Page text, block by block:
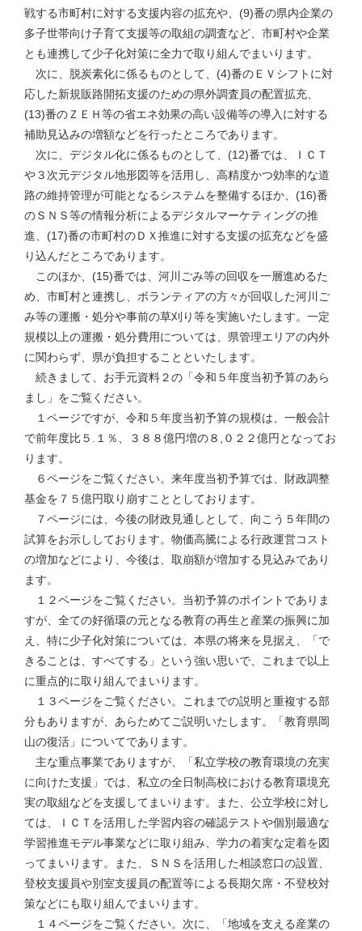
戦する市町村に対する支援内容の拡充や、(9)番の県内企業の
多子世帯向け子育て支援等の取組の調査など、市町村や企業
とも連携して少子化対策に全力で取り組んでまいります。
次に、脱炭素化に係るものとして、(4)番のＥＶシフトに対
応した新規販路開拓支援のための県外調査員の配置拡充、
(13)番のＺＥＨ等の省エネ効果の高い設備等の導入に対する
補助見込みの増額などを行ったところであります。
次に、デジタル化に係るものとして、(12)番では、ＩＣＴ
や３次元デジタル地形図等を活用し、高精度かつ効率的な道
路の維持管理が可能となるシステムを整備するほか、(16)番
のＳＮＳ等の情報分析によるデジタルマーケティングの推
進、(17)番の市町村のＤＸ推進に対する支援の拡充などを盛
り込んだところであります。
このほか、(15)番では、河川ごみ等の回収を一層進めるた
め、市町村と連携し、ボランティアの方々が回収した河川ご
み等の運搬・処分や事前の草刈り等を実施いたします。一定
規模以上の運搬・処分費用については、県管理エリアの内外
に関わらず、県が負担することといたします。
続きまして、お手元資料２の「令和５年度当初予算のあら
まし」をご覧ください。
１ページですが、令和５年度当初予算の規模は、一般会計
で前年度比５.１％、３８８億円増の８,０２２億円となってお
ります。
６ページをご覧ください。来年度当初予算では、財政調整
基金を７５億円取り崩すこととしております。
７ページには、今後の財政見通しとして、向こう５年間の
試算をお示ししております。物価高騰による行政運営コスト
の増加などにより、今後は、取崩額が増加する見込みであり
ます。
１２ページをご覧ください。当初予算のポイントでありま
すが、全ての好循環の元となる教育の再生と産業の振興に加
え、特に少子化対策については、本県の将来を見据え、「で
きることは、すべてする」という強い思いで、これまで以上
に重点的に取り組んでまいります。
１３ページをご覧ください。これまでの説明と重複する部
分もありますが、あらためてご説明いたします。「教育県岡
山の復活」についてであります。
主な重点事業でありますが、「私立学校の教育環境の充実
に向けた支援」では、私立の全日制高校における教育環境充
実の取組などを支援してまいります。また、公立学校に対し
ては、ＩＣＴを活用した学習内容の確認テストや個別最適な
学習推進モデル事業などに取り組み、学力の着実な定着を図
ってまいります。また、ＳＮＳを活用した相談窓口の設置、
登校支援員や別室支援員の配置等による長期欠席・不登校対
策などにも取り組んでまいります。
１４ページをご覧ください。次に、「地域を支える産業の